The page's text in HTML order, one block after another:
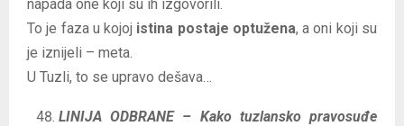
napada one koji su ih izgovorili.
To je faza u kojoj istina postaje optužena, a oni koji su
je iznijeli – meta.
U Tuzli, to se upravo dešava…
LINIJA ODBRANE – Kako tuzlansko pravosuđe